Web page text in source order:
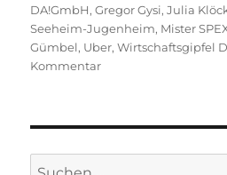
DA!GmbH,Gregor Gysi,Julia
Seeheim-Jugenheim, Mister
Gümbel, Uber,Wirtschaftsgipfel
Kommentarzu
Juli
Suche